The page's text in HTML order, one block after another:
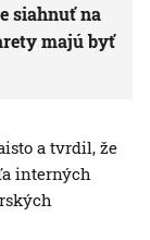
siahnuť na
majú byť
a tvrdil, že
interných